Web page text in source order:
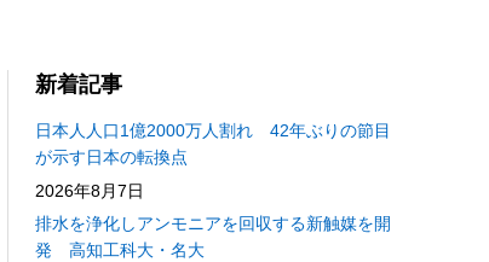
新着記事
日本人人口1億2000万人割れ 42年ぶりの節目
が示す日本の転換点
2026年8月7日
排水を浄化しアンモニアを回収する新触媒を開
発 高知工科大・名大